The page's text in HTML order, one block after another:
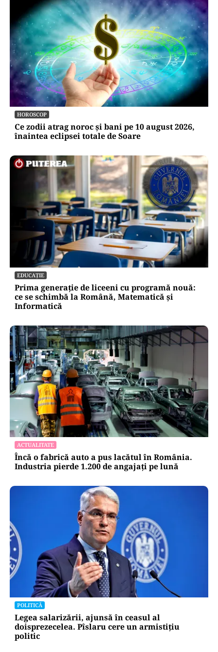
POLITICĂ
Un deputat PSD demontează proiectul lui
Miruță, după ambulanța atacată din Cluj: „Are
foarte multe neajunsuri”
HOROSCOP
Ce zodii atrag noroc și bani pe 10 august 2026,
înaintea eclipsei totale de Soare
EDUCAȚIE
Prima generație de liceeni cu programă nouă:
ce se schimbă la Română, Matematică și
Informatică
ACTUALITATE
Încă o fabrică auto a pus lacătul în România.
Industria pierde 1.200 de angajați pe lună